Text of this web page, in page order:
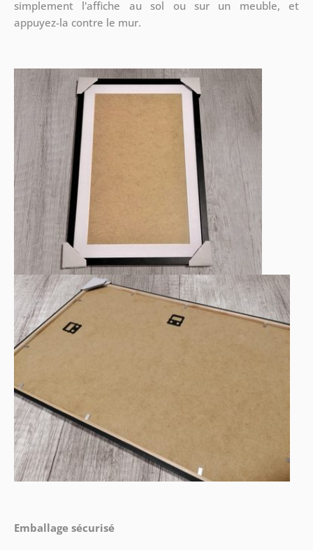
simplement l'affiche au sol ou sur un meuble, et
appuyez-la contre le mur.
Emballage sécurisé